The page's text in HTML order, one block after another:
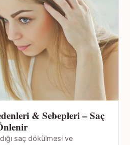
& Sebepleri – Saç
saç dökülmesi ve